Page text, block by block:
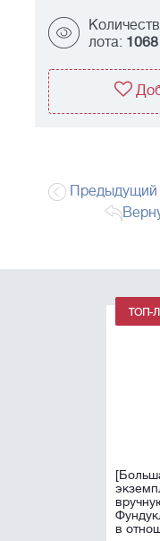
лота: 1068
Предыдущий
[Большая
вручную
в